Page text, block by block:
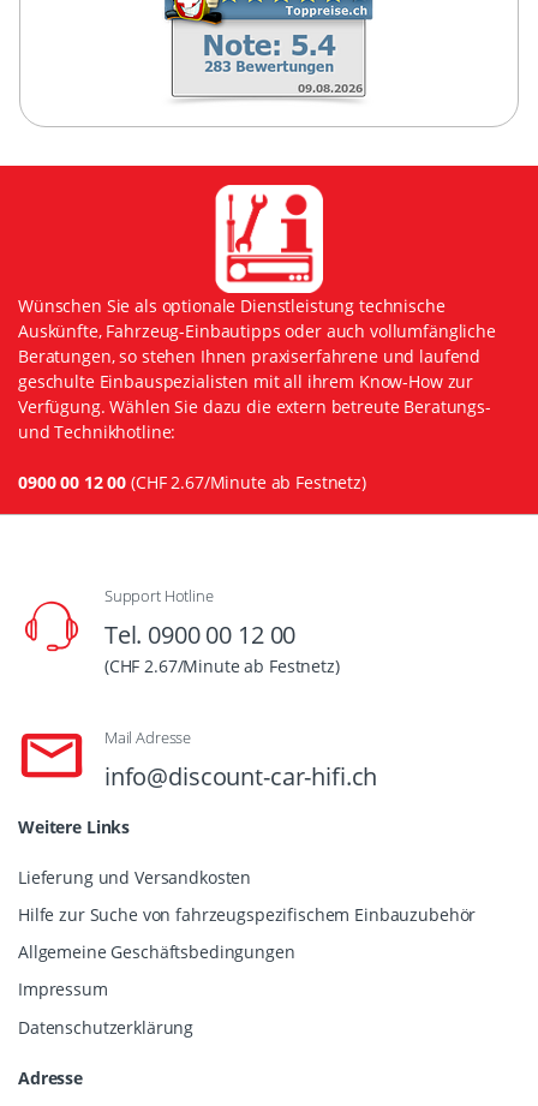
Wünschen Sie als optionale Dienstleistung technische
Auskünfte, Fahrzeug-Einbautipps oder auch vollumfängliche
Beratungen, so stehen Ihnen praxiserfahrene und laufend
geschulte Einbauspezialisten mit all ihrem Know-How zur
Verfügung. Wählen Sie dazu die extern betreute Beratungs-
und Technikhotline:
0900 00 12 00 (CHF 2.67/Minute ab Festnetz)
Support Hotline
Tel. 0900 00 12 00
(CHF 2.67/Minute ab Festnetz)
Mail Adresse
info@discount-car-hifi.ch
Weitere Links
Lieferung und Versandkosten
Hilfe zur Suche von fahrzeugspezifischem Einbauzubehör
Allgemeine Geschäftsbedingungen
Impressum
Datenschutzerklärung
Adresse